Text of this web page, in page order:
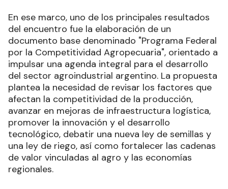
En ese marco, uno de los principales resultados
del encuentro fue la elaboración de un
documento base denominado "Programa Federal
por la Competitividad Agropecuaria", orientado a
impulsar una agenda integral para el desarrollo
del sector agroindustrial argentino. La propuesta
plantea la necesidad de revisar los factores que
afectan la competitividad de la producción,
avanzar en mejoras de infraestructura logística,
promover la innovación y el desarrollo
tecnológico, debatir una nueva ley de semillas y
una ley de riego, así como fortalecer las cadenas
de valor vinculadas al agro y las economías
regionales.